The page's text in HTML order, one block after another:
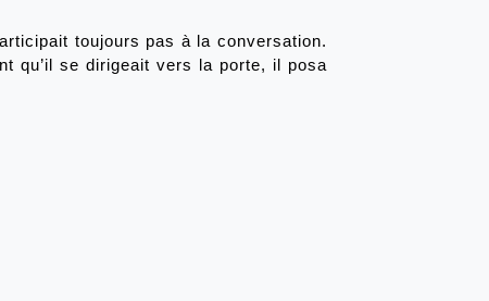
toujours pas à la conversation.
qu’il se dirigeait vers la porte, il posa